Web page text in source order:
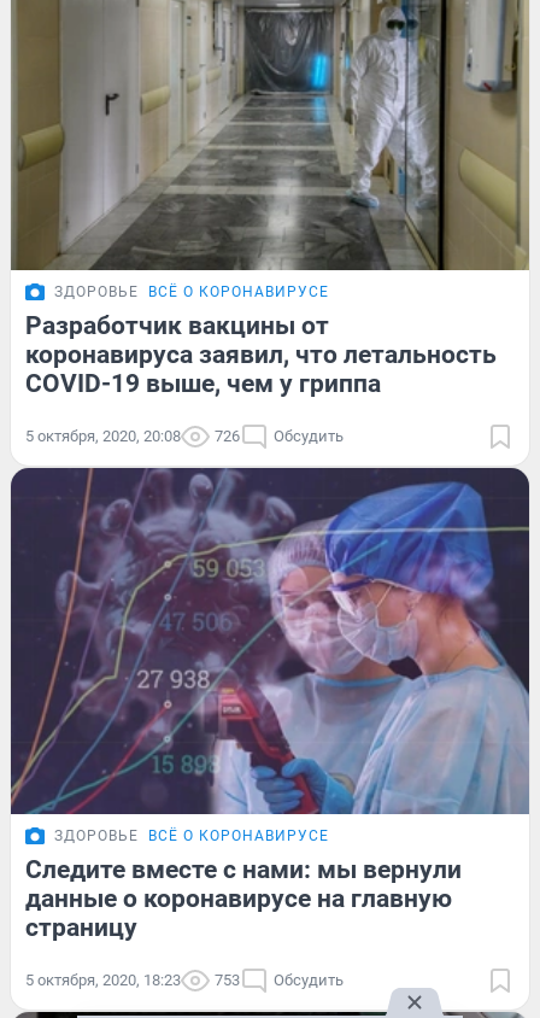
ЗДОРОВЬЕ ВСЁ О КОРОНАВИРУСЕ
Разработчик вакцины от
коронавируса заявил, что летальность
COVID-19 выше, чем у гриппа
5 октября, 2020, 20:08 726 Обсудить
ЗДОРОВЬЕ ВСЁ О КОРОНАВИРУСЕ
Следите вместе с нами: мы вернули
данные о коронавирусе на главную
страницу
5 октября, 2020, 18:23 753 Обсудить